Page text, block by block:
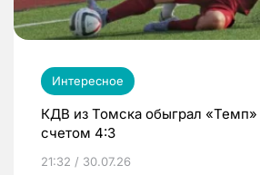
Интересное
КДВ из Томска обыграл «Темп»
счетом 4:3
21:32 / 30.07.26